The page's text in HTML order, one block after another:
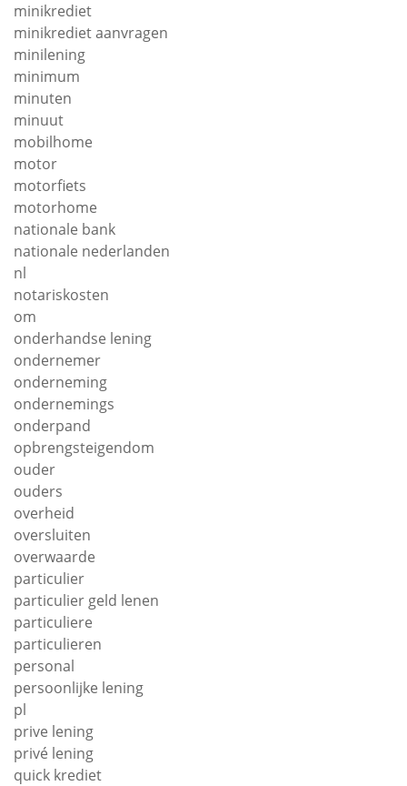
minikrediet
minikrediet aanvragen
minilening
minimum
minuten
minuut
mobilhome
motor
motorfiets
motorhome
nationale bank
nationale nederlanden
nl
notariskosten
om
onderhandse lening
ondernemer
onderneming
ondernemings
onderpand
opbrengsteigendom
ouder
ouders
overheid
oversluiten
overwaarde
particulier
particulier geld lenen
particuliere
particulieren
personal
persoonlijke lening
pl
prive lening
privé lening
quick krediet